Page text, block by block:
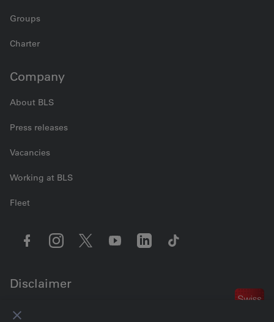
Groups
Charter
Company
About BLS
Press releases
Vacancies
Working at BLS
Fleet
Disclaimer
Legal information